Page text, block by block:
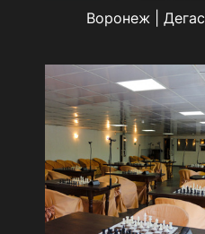
Воронеж | Дегас